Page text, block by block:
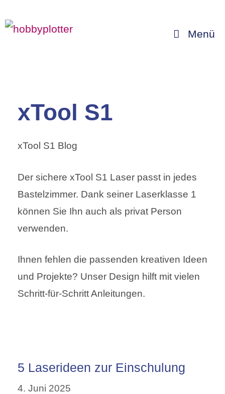
Inhalt
Menü
xTool S1
xTool S1 Blog
Der sichere xTool S1 Laser passt in jedes
Bastelzimmer. Dank seiner Laserklasse 1
können Sie Ihn auch als privat Person
verwenden.
Ihnen fehlen die passenden kreativen Ideen
und Projekte? Unser Design hilft mit vielen
Schritt-für-Schritt Anleitungen.
5 Laserideen zur Einschulung
4. Juni 2025